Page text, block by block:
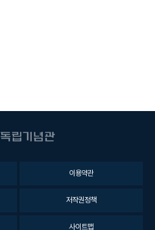
이용약관
저작권정책
사이트맵